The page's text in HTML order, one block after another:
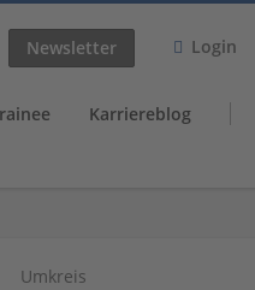
Newsletter Login
Karriereblog
Umkreis